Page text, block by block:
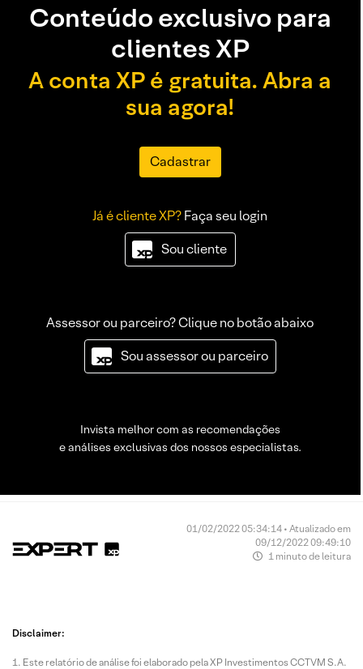
Conteúdo exclusivo para
clientes XP
A conta XP é gratuita. Abra a
sua agora!
Cadastrar
Já é cliente XP?Faça seu login
Sou cliente
Assessor ou parceiro? Clique no botão abaixo
Sou assessor ou parceiro
Invista melhor com as recomendações
e análises exclusivas dos nossos especialistas.
01/02/2022 05:34:14 • Atualizado em
09/12/2022 09:49:10
1 minuto de leitura
Disclaimer:
Este relatório de análise foi elaborado pela XP Investimentos CCTVM S.A.